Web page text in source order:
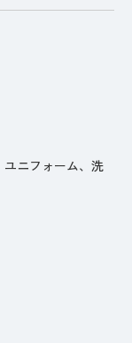
ユニフォーム、洗